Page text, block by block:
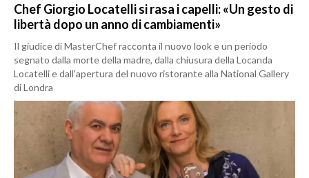
Chef Giorgio Locatelli si rasa i capelli: «Un gesto di
libertà dopo un anno di cambiamenti»
Il giudice di MasterChef racconta il nuovo look e un periodo
segnato dalla morte della madre, dalla chiusura della Locanda
Locatelli e dall'apertura del nuovo ristorante alla National Gallery
di Londra